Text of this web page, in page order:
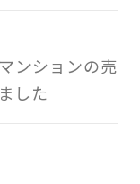
ンションの売
した